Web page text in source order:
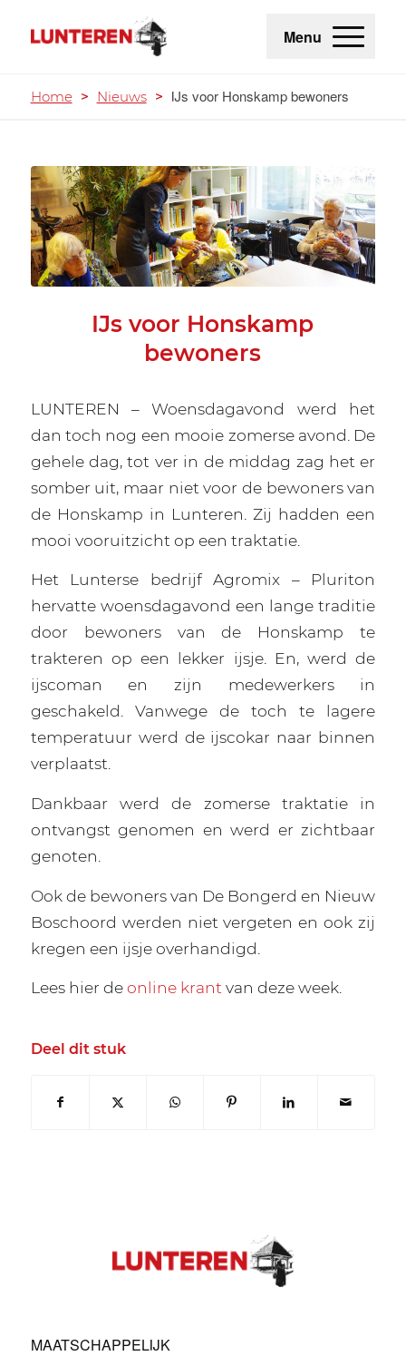
Menu
Home > Nieuws > IJs voor Honskamp bewoners
IJs voor Honskamp
bewoners
LUNTEREN – Woensdagavond werd het
dan toch nog een mooie zomerse avond. De
gehele dag, tot ver in de middag zag het er
somber uit, maar niet voor de bewoners van
de Honskamp in Lunteren. Zij hadden een
mooi vooruitzicht op een traktatie.
Het Lunterse bedrijf Agromix – Pluriton
hervatte woensdagavond een lange traditie
door bewoners van de Honskamp te
trakteren op een lekker ijsje. En, werd de
ijscoman en zijn medewerkers in
geschakeld. Vanwege de toch te lagere
temperatuur werd de ijscokar naar binnen
verplaatst.
Dankbaar werd de zomerse traktatie in
ontvangst genomen en werd er zichtbaar
genoten.
Ook de bewoners van De Bongerd en Nieuw
Boschoord werden niet vergeten en ook zij
kregen een ijsje overhandigd.
Lees hier deonline krant van deze week.
Deel dit stuk
MAATSCHAPPELIJK